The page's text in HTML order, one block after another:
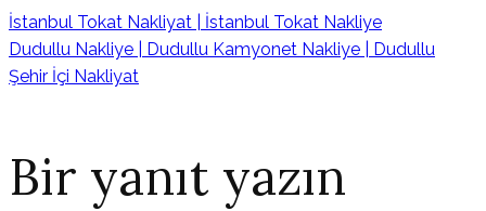
İstanbul Tokat Nakliyat | İstanbul Tokat Nakliye
Dudullu Nakliye | Dudullu Kamyonet Nakliye | Dudullu
Şehir İçi Nakliyat
Bir yanıt yazın